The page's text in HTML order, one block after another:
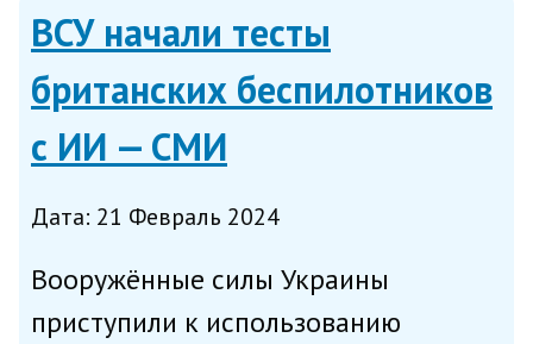
вооружений, следует из
опубликованной в понедельник
аген...
ВСУ начали тесты
британских беспилотников
с ИИ — СМИ
Дата: 21 Февраль 2024
Вооружённые силы Украины
приступили к использованию